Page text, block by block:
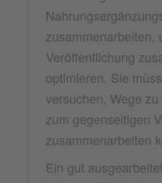
zusammenarbeiten,
Veröffentlichung
optimieren. Sie
versuchen, Wege
zum gegenseitigen
zusammenarbeiten
Ein gut